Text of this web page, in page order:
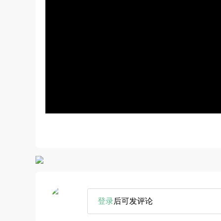
登录后可发评论